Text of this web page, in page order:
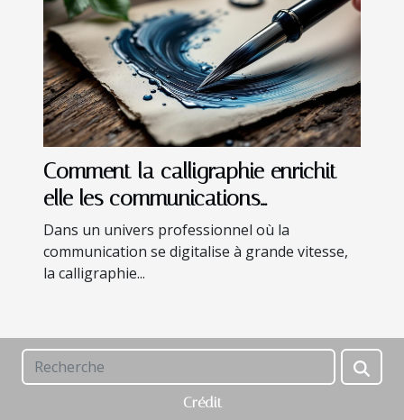
Comment la calligraphie enrichit-
elle les communications
d'entreprise ?
Dans un univers professionnel où la
communication se digitalise à grande vitesse,
la calligraphie...
Crédit